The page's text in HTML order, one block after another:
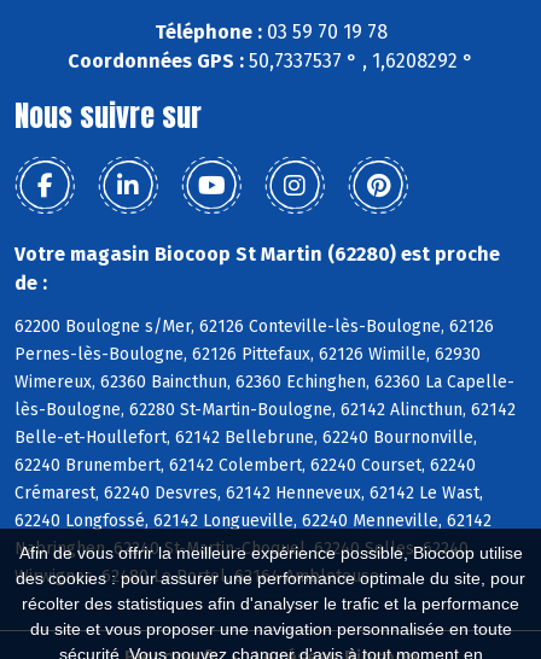
Afin de vous offrir la meilleure expérience possible, Biocoop utilise
des cookies : pour assurer une performance optimale du site, pour
récolter des statistiques afin d'analyser le trafic et la performance
du site et vous proposer une navigation personnalisée en toute
sécurité. Vous pouvez changer d'avis à tout moment en
Téléphone :03 59 70 19 78
Coordonnées GPS : 50,7337537 ° , 1,6208292 °
Nous suivre sur
Votre magasin Biocoop St Martin (62280) est proche
de :
62200 Boulogne s/Mer, 62126 Conteville-lès-Boulogne, 62126
Pernes-lès-Boulogne, 62126 Pittefaux, 62126 Wimille, 62930
Wimereux, 62360 Baincthun, 62360 Echinghen, 62360 La Capelle-
lès-Boulogne, 62280 St-Martin-Boulogne, 62142 Alincthun, 62142
Belle-et-Houllefort, 62142 Bellebrune, 62240 Bournonville,
62240 Brunembert, 62142 Colembert, 62240 Courset, 62240
Crémarest, 62240 Desvres, 62142 Henneveux, 62142 Le Wast,
62240 Longfossé, 62142 Longueville, 62240 Menneville, 62142
Nabringhen, 62240 St-Martin-Choquel, 62240 Selles, 62240
Wirwignes, 62480 Le Portel, 62164 Ambleteuse